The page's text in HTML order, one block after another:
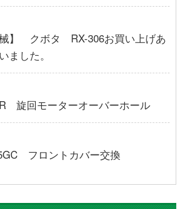
械】 クボタ RX-306お買い上げあ
ました。
旋回モーターオーバーホール
フロントカバー交換